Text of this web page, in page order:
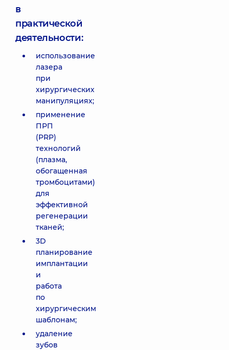
в
практической
деятельности:
использование
лазера
при
хирургических
манипуляциях;
применение
ПРП
(PRP)
технологий
(плазма,
обогащенная
тромбоцитами)
для
эффективной
регенерации
тканей;
3D
планирование
имплантации
и
работа
по
хирургическим
шаблонам;
удаление
зубов